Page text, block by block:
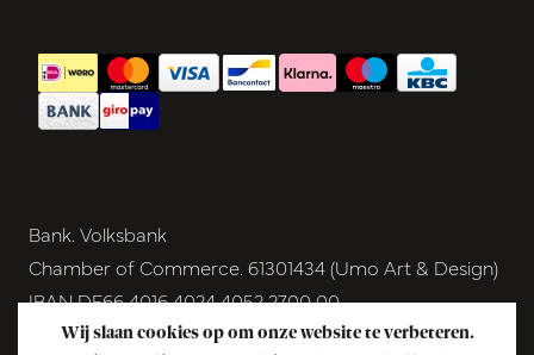
Bank. Volksbank
Chamber of Commerce. 61301434 (Umo Art & Design)
IBAN DE66 4016 4024 4052 2700 00
BIC GENODEM1GRN
Wij slaan cookies op om onze website te verbeteren.